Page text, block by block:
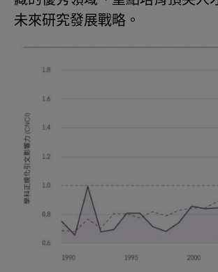
未來研究發展戰略。